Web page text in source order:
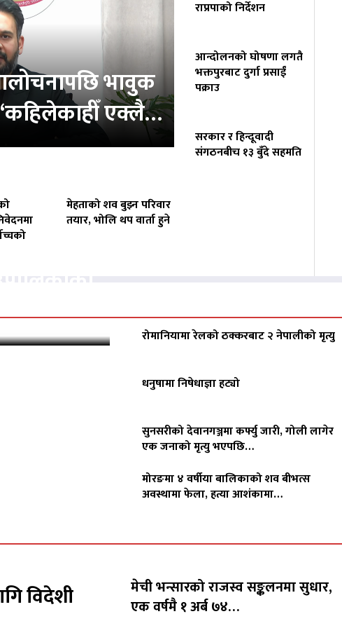
भावुक
‘कहिलेकाहीँ एक्लै…
मेहताको शव बुझ्न परिवार
तयार, भोलि थप वार्ता हुने
राप्रपाको निर्देशन
आन्दोलनको घोषणा लगतै
भक्तपुरबाट दुर्गा प्रसाईं
पक्राउ
सरकार र हिन्दूवादी
संगठनबीच १३ बुँदे सहमति
रोमानियामा रेलको ठक्करबाट २ नेपालीको मृत्यु
धनुषामा निषेधाज्ञा हट्यो
सुनसरीको देवानगञ्जमा कर्फ्यु जारी, गोली लागेर
एक जनाको मृत्यु भएपछि…
मोरङमा ४ वर्षीया बालिकाको शव बीभत्स
अवस्थामा फेला, हत्या आशंकामा…
विदेशी
मेची भन्सारको राजस्व सङ्कलनमा सुधार,
एक वर्षमै १ अर्ब ७४…